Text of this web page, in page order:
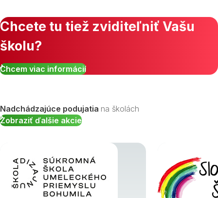
Chcete tu tiež zviditeľniť Vašu
školu?
Chcem viac informácií
Nadchádzajúce podujatia na školách
Zobraziť ďalšie akcie